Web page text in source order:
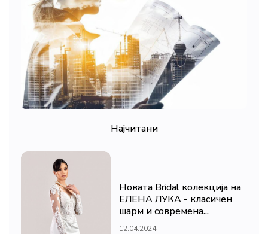
Најчитани
Новата Bridal колекција на
ЕЛЕНА ЛУКА - класичен
шарм и современа...
12.04.2024